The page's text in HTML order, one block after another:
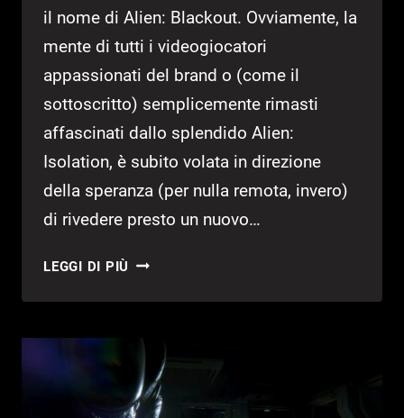
il nome di Alien: Blackout. Ovviamente, la
mente di tutti i videogiocatori
appassionati del brand o (come il
sottoscritto) semplicemente rimasti
affascinati dallo splendido Alien:
Isolation, è subito volata in direzione
della speranza (per nulla remota, invero)
di rivedere presto un nuovo…
LEGGI DI PIÙ ALIEN:
È
NUOVO
VIDEOGIOCO
DEDICATO